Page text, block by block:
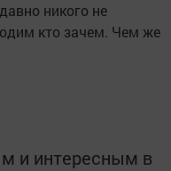
никого не
кто зачем. Чем же
и интересным в